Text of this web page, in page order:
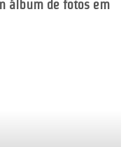
álbum de fotos em